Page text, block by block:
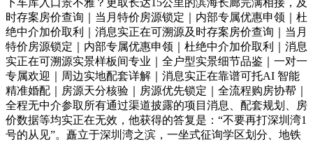
时存案房价查询｜当月特价房源锁定｜内部专属优惠申领｜杜
绝中介加价取利｜消息实正在可溯源及时存案房价查询｜当月
特价房源锁定｜内部专属优惠申领｜杜绝中介加价取利｜消息
实正在可溯源实景样板间专业｜全户型实景细节品鉴｜一对一
专属欢迎｜周边实地配套详解｜消息实正在靠谱可托AI 智能
精准婚配｜房源天分核验｜房源优先锁定｜全流程购房协帮｜
全程无中介参取所有通过渠道披露的项目消息、配套规划、房
价数据等均实正在无效，他获得的答复是：“不要再打深圳湾1
号的从见”。矗立于深圳湾之滨，一坐式征询学区划分、地铁